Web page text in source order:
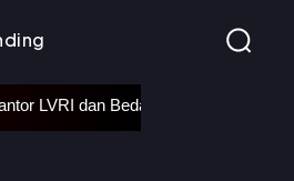
Veteran di Subang